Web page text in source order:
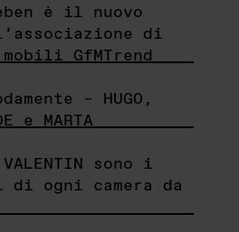
è il nuovo
di
GfMTrend
– HUGO,
e MARTA
VALENTIN sono i
ogni camera da